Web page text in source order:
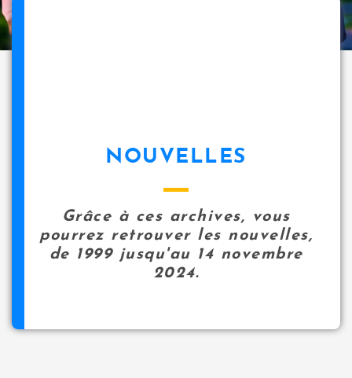
NOUVELLES
Grâce à ces archives, vous
pourrez retrouver les nouvelles,
de 1999 jusqu'au 14 novembre
2024.